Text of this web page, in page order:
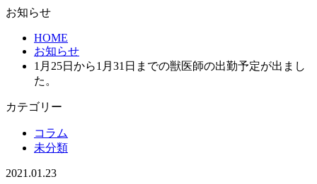
お知らせ
HOME
お知らせ
1月25日から1月31日までの獣医師の出勤予定が出まし
た。
カテゴリー
コラム
未分類
2021.01.23